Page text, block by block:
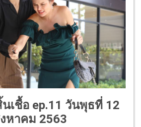
เชื้อ ep.11 วันพุธที่ 12
หาคม 2563